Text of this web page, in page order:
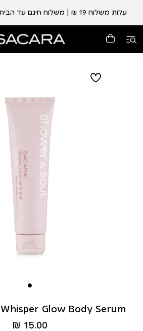
עלות משלוח 19 ₪ | משלוח חינם עד הבית בכל קנייה מעל 99 ₪
קרם ידיים ורוד Whisper Glow Body Serum
מחיר15.00 ₪